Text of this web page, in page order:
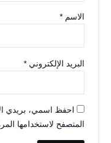
الاسم*
البريد الإلكتروني*
احفظ اسمي، بريدي
المتصفح لاستخدامها